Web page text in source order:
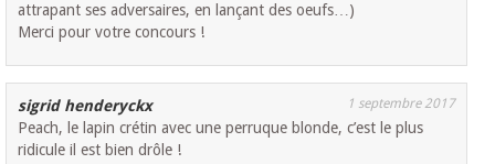
attrapant ses adversaires, en lançant des oeufs…)
Merci pour votre concours !
sigrid henderyckx 1 septembre 2017
Peach, le lapin crétin avec une perruque blonde, c’est le plus
ridicule il est bien drôle !